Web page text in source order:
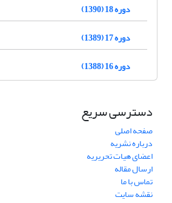
دوره 18 (1390)
دوره 17 (1389)
دوره 16 (1388)
دسترسی سریع
صفحه اصلی
درباره نشریه
اعضای هیات تحریریه
ارسال مقاله
تماس با ما
نقشه سایت